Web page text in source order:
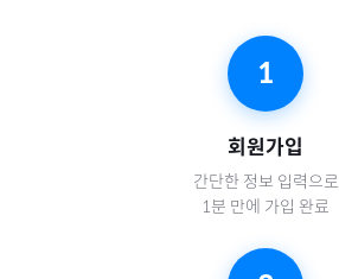
1
회원가입
간단한 정보 입력으로
1분 만에 가입 완료